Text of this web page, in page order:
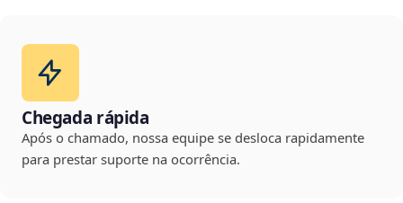
Chegada rápida
Após o chamado, nossa equipe se desloca rapidamente
para prestar suporte na ocorrência.